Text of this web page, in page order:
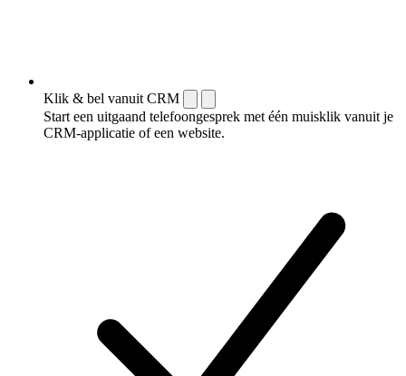
Klik & bel vanuit CRM
Start een uitgaand telefoongesprek met één muisklik vanuit je
CRM-applicatie of een website.